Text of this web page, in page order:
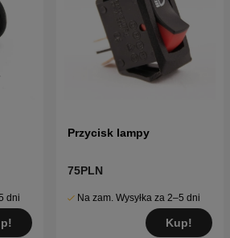
dni
Przycisk lampy
75PLN
Na zam. Wysyłka za 2–5 dni
Kup!